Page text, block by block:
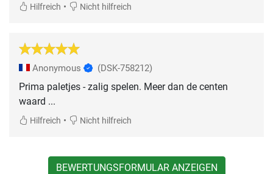
Hilfreich • Nicht hilfreich
Anonymous (DSK-758212)
Prima paletjes - zalig spelen. Meer dan de centen
waard ...
Hilfreich • Nicht hilfreich
BEWERTUNGSFORMULAR ANZEIGEN